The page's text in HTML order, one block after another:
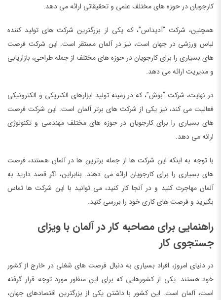
کارجویان در حوزه های مختلف علمی و تحقیقاتی ارائه می دهد.
همچنین، شرکت “آدیداس”، که یکی از بزرگترین شرکت های تولید کننده
لباس ورزشی در جهان است، نیز در آلمان مستقر است. این شرکت فرصت
های بسیاری را برای کارجویان در حوزه های مختلف از جمله طراحی، بازاریابی
و مدیریت ارائه می دهد.
در نهایت، شرکت “بوش”، که در زمینه تولید ابزارهای الکتریکی و الکترونیکی
فعالیت می کند، نیز یکی از شرکت های برتر آلمان است. این شرکت فرصت
های بسیاری را برای کارجویان در حوزه های مختلف مهندسی و تکنولوژی
ارائه می دهد.
با توجه به اینکه این شرکت ها از جمله برترین ها در آلمان هستند، فرصت
های بسیاری را برای کارجویان ارائه می دهند. بنابراین، اگر قصد دارید به
آلمان مهاجرت کنید و در آنجا کار کنید، می توانید با این شرکت ها تماس
بگیرید و فرصت های کاری خود را بررسی کنید.
راهنمایی برای مصاحبه کار در آلمان با ویزای
جستجوی کار
در دنیای امروز، افراد بسیاری به دنبال فرصت های شغلی در خارج از کشور
خود هستند. یکی از کشورهایی که برای این منظور مورد توجه قرار گرفته
است، آلمان است. این کشور با داشتن یکی از بزرگترین اقتصادهای جهان،